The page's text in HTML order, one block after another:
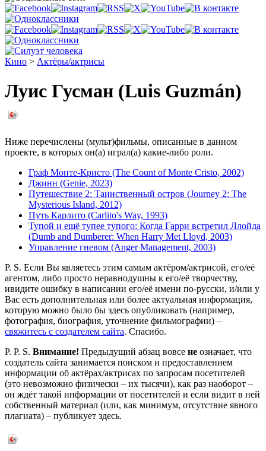
Кино > Актёры/актрисы
Луис Гусман (Luis Guzmán)
Ниже перечислены (мульт)фильмы, описанные в данном
проекте, в которых он(а) играл(а) какие-либо роли.
Граф Монте-Кристо (The Count of Monte Cristo, 2002)
Джинн (Genie, 2023)
Путешествие 2: Таинственный остров (Journey 2: The
Mysterious Island, 2012)
Путь Карлито (Carlito's Way, 1993)
Тупой и ещё тупее тупого: Когда Гарри встретил Ллойда
(Dumb and Dumberer: When Harry Met Lloyd, 2003)
Управление гневом (Anger Management, 2003)
P. S. Если Вы являетесь этим самым актёром/актрисой, его/её
агентом, либо просто неравнодушны к его/её творчеству,
ивидите ошибку в написании его/её имени по-русски, и/или у
Вас есть дополнительная или более актуальная информация,
которую можно было бы здесь опубликовать (например,
фотография, биография, уточнение фильмографии) –
свяжитесь с создателем сайта. Спасибо.
P. P. S. Внимание! Предыдущий абзац вовсе не означает, что
создатель сайта занимается поиском и предоставлением
информации об актёрах/актрисах по запросам посетителей
(это невозможно физически – их тысячи), как раз наоборот –
он ждёт такой информации от посетителей и если видит в ней
собственный материал (или, как минимум, отсутствие явного
плагиата) – публикует здесь.